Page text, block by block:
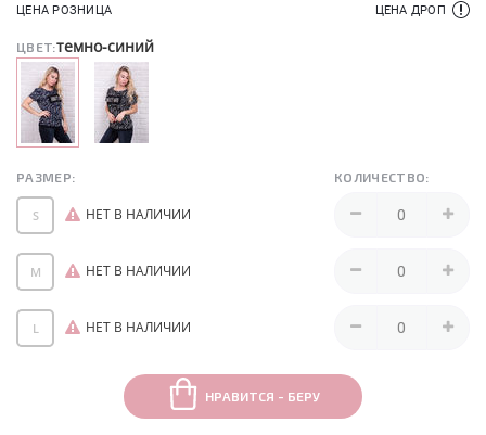
ЦЕНА РОЗНИЦА
ЦЕНА ДРОП
ЦВЕТ:темно-синий
РАЗМЕР: КОЛИЧЕСТВО:
S НЕТ В НАЛИЧИИ
M НЕТ В НАЛИЧИИ
L НЕТ В НАЛИЧИИ
НРАВИТСЯ - БЕРУ